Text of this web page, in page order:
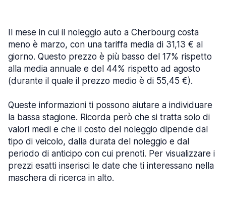
Il mese in cui il noleggio auto a Cherbourg costa
meno è marzo, con una tariffa media di 31,13 € al
giorno. Questo prezzo è più basso del 17% rispetto
alla media annuale e del 44% rispetto ad agosto
(durante il quale il prezzo medio è di 55,45 €).
Queste informazioni ti possono aiutare a individuare
la bassa stagione. Ricorda però che si tratta solo di
valori medi e che il costo del noleggio dipende dal
tipo di veicolo, dalla durata del noleggio e dal
periodo di anticipo con cui prenoti. Per visualizzare i
prezzi esatti inserisci le date che ti interessano nella
maschera di ricerca in alto.